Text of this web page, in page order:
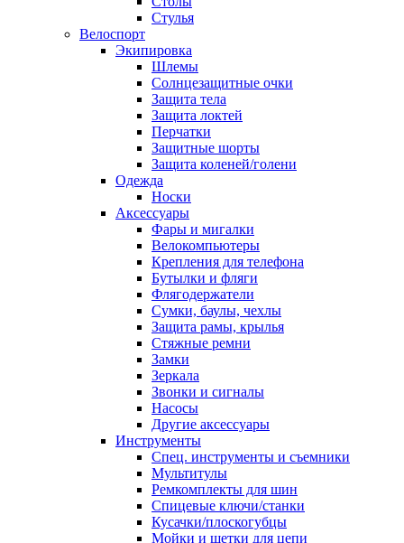
Стулья
Велоспорт
Экипировка
Шлемы
Солнцезащитные очки
Защита тела
Защита локтей
Перчатки
Защитные шорты
Защита коленей/голени
Одежда
Носки
Аксессуары
Фары и мигалки
Велокомпьютеры
Крепления для телефона
Бутылки и фляги
Флягодержатели
Сумки, баулы, чехлы
Защита рамы, крылья
Стяжные ремни
Замки
Зеркала
Звонки и сигналы
Насосы
Другие аксессуары
Инструменты
Спец. инструменты и съемники
Мультитулы
Ремкомплекты для шин
Спицевые ключи/станки
Кусачки/плоскогубцы
Мойки и щетки для цепи